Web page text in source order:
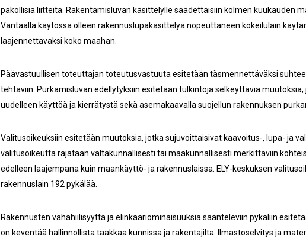
pakollisia liitteitä. Rakentamisluvan käsittelylle säädettäisiin kolmen kuukauden
Vantaalla käytössä olleen rakennuslupakäsittelyä nopeuttaneen kokeilulain
laajennettavaksi koko maahan.
Päävastuullisen toteuttajan toteutusvastuuta esitetään täsmennettäväksi
tehtäviin. Purkamisluvan edellytyksiin esitetään tulkintoja selkeyttäviä
uudelleen käyttöä ja kierrätystä sekä asemakaavalla suojellun rakennuksen
Valitusoikeuksiin esitetään muutoksia, jotka sujuvoittaisivat kaavoitus-, lupa- ja
valitusoikeutta rajataan valtakunnallisesti tai maakunnallisesti merkittäviin
edelleen laajempana kuin maankäyttö- ja rakennuslaissa. ELY-keskuksen
rakennuslain 192 pykälää.
Rakennusten vähähiilisyyttä ja elinkaariominaisuuksia säänteleviin pykäliin
on keventää hallinnollista taakkaa kunnissa ja rakentajilta. Ilmastoselvitys ja